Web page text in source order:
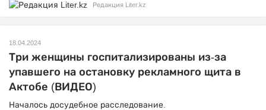
Редакция Liter.kz
18.04.2024
Три женщины госпитализированы из-за
упавшего на остановку рекламного щита в
Актобе (ВИДЕО)
Началось досудебное расследование.